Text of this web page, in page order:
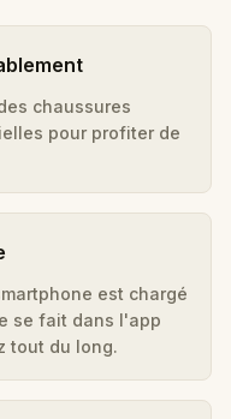
chaussures
pour profiter de
est chargé
se fait dans l'app
tout du long.